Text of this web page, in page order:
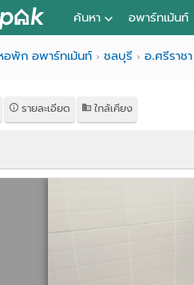
ค้นหา
หอพัก ใกล้ฉัน
อพาร์ทเม้นท์
อพัก อพาร์ทเม้นท์ ชลบุรี อ.ศรีราชา
รายละเอียด ใกล้เคียง